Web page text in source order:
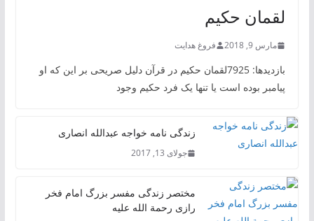
لقمان حکیم
مارس 9, 2018 فروغ هدایت
بازدیدها: 7925لقمان حکیم در قرآن دلیل صریحی بر این که او
پیامبر بوده است یا تنها یک فرد حکیم وجود
زندگی نامه خواجه عبدالله انصاری
جولای 13, 2017
مختصر زندگی مفسر بزرگ امام فخر
رازی رحمة الله علیه